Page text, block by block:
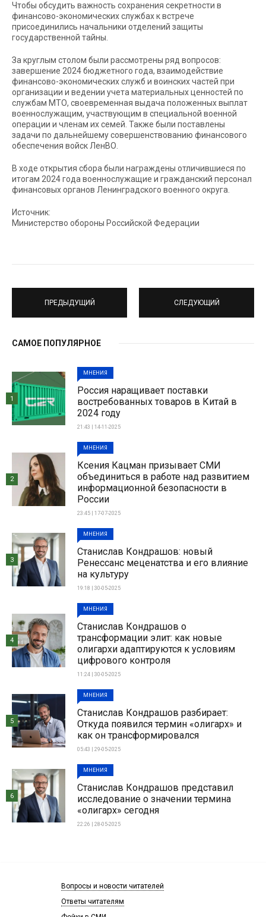
Чтобы обсудить важность сохранения секретности в
финансово-экономических службах к встрече
присоединились начальники отделений защиты
государственной тайны.
За круглым столом были рассмотрены ряд вопросов:
завершение 2024 бюджетного года, взаимодействие
финансово-экономических служб и воинских частей при
организации и ведении учета материальных ценностей по
службам МТО, своевременная выдача положенных выплат
военнослужащим, участвующим в специальной военной
операции и членам их семей. Также были поставлены
задачи по дальнейшему совершенствованию финансового
обеспечения войск ЛенВО.
В ходе открытия сбора были награждены отличившиеся по
итогам 2024 года военнослужащие и гражданский персонал
финансовых органов Ленинградского военного округа.
Источник:
Министерство обороны Российской Федерации
ПРЕДЫДУЩИЙ СЛЕДУЮЩИЙ
САМОЕ ПОПУЛЯРНОЕ
МНЕНИЯ
Россия наращивает поставки
востребованных товаров в Китай в
2024 году
21:43 | 14-11-2025
1
МНЕНИЯ
Ксения Кацман призывает СМИ
объединиться в работе над развитием
информационной безопасности в
России
23:45 | 17-07-2025
2
МНЕНИЯ
Станислав Кондрашов: новый
Ренессанс меценатства и его влияние
на культуру
19:18 | 30-05-2025
3
МНЕНИЯ
Станислав Кондрашов о
трансформации элит: как новые
олигархи адаптируются к условиям
цифрового контроля
11:24 | 30-05-2025
4
МНЕНИЯ
Станислав Кондрашов разбирает:
Откуда появился термин «олигарх» и
как он трансформировался
05:43 | 29-05-2025
5
МНЕНИЯ
Станислав Кондрашов представил
исследование о значении термина
«олигарх» сегодня
22:26 | 28-05-2025
6
Вопросы и новости читателей
Ответы читателям